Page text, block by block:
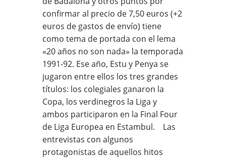
confirmar al precio de 7,50 euros (+2
euros de gastos de envío) tiene
como tema de portada con el lema
«20 años no son nada» la temporada
1991-92. Ese año, Estu y Penya se
jugaron entre ellos los tres grandes
títulos: los colegiales ganaron la
Copa, los verdinegros la Liga y
ambos participaron en la Final Four
de Liga Europea en Estambul. Las
entrevistas con algunos
protagonistas de aquellos hitos